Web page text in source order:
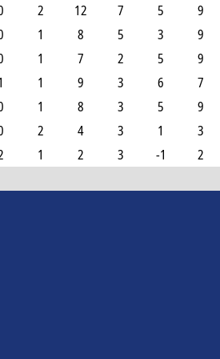
2 12 7 5 9
1 8 5 3 9
1 7 2 5 9
1 9 3 6 7
1 8 3 5 9
2 4 3 1 3
1 2 3 -1 2